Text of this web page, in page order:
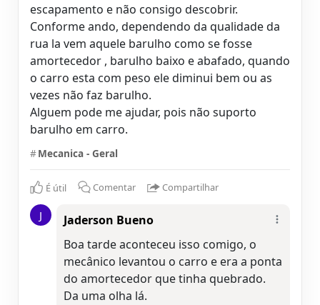
escapamento e não consigo descobrir.
Conforme ando, dependendo da qualidade da
rua la vem aquele barulho como se fosse
amortecedor , barulho baixo e abafado, quando
o carro esta com peso ele diminui bem ou as
vezes não faz barulho.
Alguem pode me ajudar, pois não suporto
barulho em carro.
#Mecanica - Geral
É útil Comentar Compartilhar
J
Jaderson Bueno
Boa tarde aconteceu isso comigo, o
mecânico levantou o carro e era a ponta
do amortecedor que tinha quebrado.
Da uma olha lá.